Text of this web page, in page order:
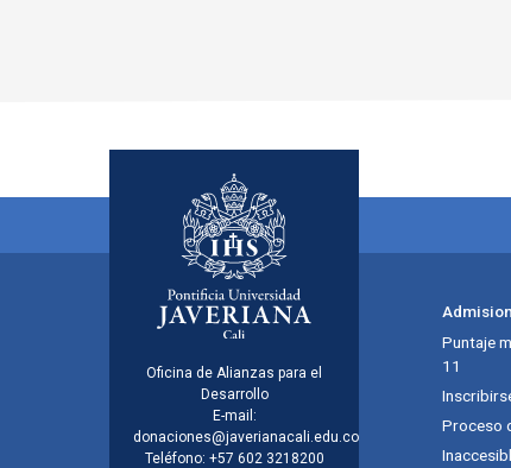
Información de la
Oficina de Alianzas para el
Desarrollo
E-mail:
donaciones@javerianacali.edu.co
Teléfono: +57 602 3218200
Menú principal del footer
Puntaje
11
Proceso